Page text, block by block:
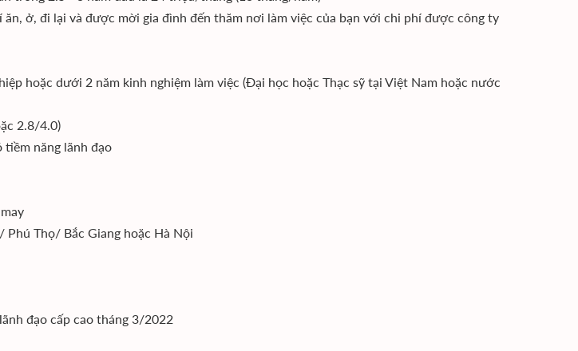
ở, đi lại và được mời gia đình đến thăm nơi làm việc của bạn với chi phí được công ty
hoặc dưới 2 năm kinh nghiệm làm việc (Đại học hoặc Thạc sỹ tại Việt Nam hoặc nước
2.8/4.0)
tiềm năng lãnh đạo
Phú Thọ/ Bắc Giang hoặc Hà Nội
đạo cấp cao tháng 3/2022